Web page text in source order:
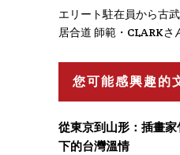
エリート駐在員から古
居合道 師範・CLARKさ
您可能感興趣的
從東京到山形：插畫
下的台灣溫情